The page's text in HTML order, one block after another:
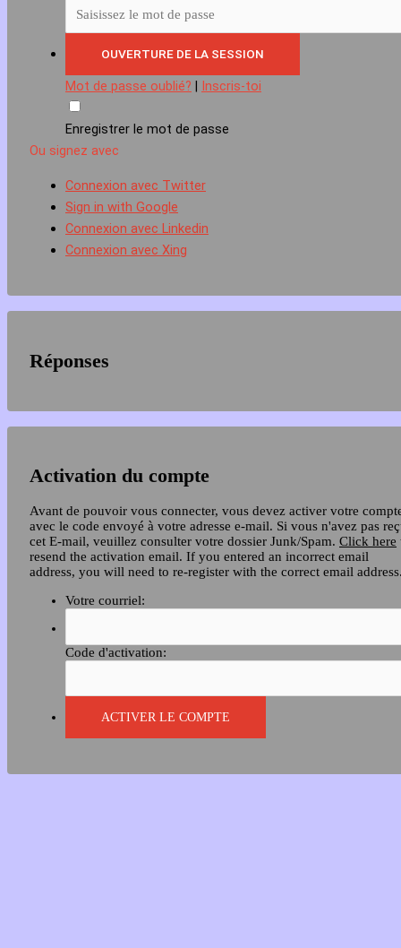
Mot de passe oublié? Inscris-toi
Enregistrer le mot de passe
Ou signez avec
Connexion avec Twitter
Sign in with Google
Connexion avec Linkedin
Connexion avec Xing
Réponses
Activation du compte
Avant de pouvoir vous connecter, vous devez activer votre
avec le code envoyé à votre adresse e-mail. Si vous n'avez pas
cet E-mail, veuillez consulter votre dossier Junk/Spam. Click here
resend the activation email. If you entered an incorrect email
address, you will need to re-register with the correct email
Votre courriel:
Code d'activation: